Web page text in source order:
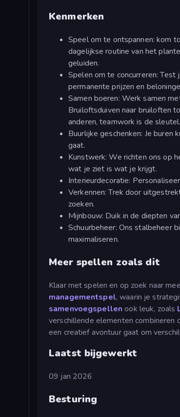
Kenmerken
Speel om te ontspannen: kom
dagelijkse routine van het
geluiden.
Spelen om te concurreren:
permanente prijzen en
Samen boeren: Werk samen
Bruiloftsduiven naar bruiloften
anderen, teamwork is de sleutel.
Buurlijke geschenken: Je buren
gaat.
Kunstwerk: We richten ons op
wat je ziet is wat je krijgt.
Interieurdecoratie:
Verkennen: Trek door
zoeken.
Mijnbouw: Duik in de diepten
Schuurbeheer: Ons stalbeheer
maximaliseren.
Meer spellen zoals dit
Klaar met spelen en op zoek naar
managementspel, waarin je
samenvoegspellen ook leuk, zoals
verschillende elementen
een creatief avontuur gaat om
Laatst bijgewerkt
09 jan 2026
Besturing